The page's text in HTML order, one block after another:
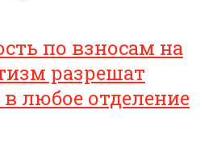
по взносам на
разрешат
в любое отделение